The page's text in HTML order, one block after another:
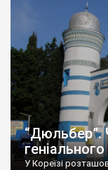
“Дюльбер”.
У Кореїзі